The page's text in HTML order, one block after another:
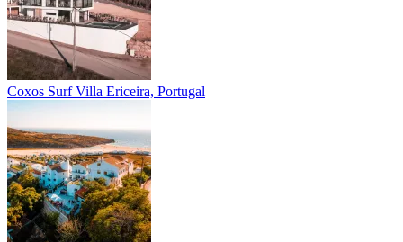
Coxos Surf Villa Ericeira, Portugal